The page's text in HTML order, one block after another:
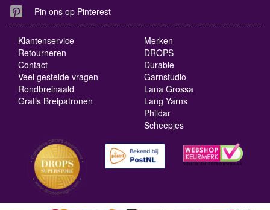
Pin ons op Pinterest
Klantenservice
Retourneren
Contact
Veel gestelde vragen
Rondbreinaald
Gratis Breipatronen
Merken
DROPS
Durable
Garnstudio
Lana Grossa
Lang Yarns
Phildar
Scheepjes